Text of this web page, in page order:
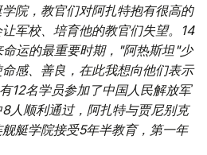
院，教官们对阿扎特抱有很高的
军校、培育他的教官们失望。14
运的最重要时期，"阿热斯坦"少
感、善良，在此我想向他们表示
12名学员参加了中国人民解放军
人顺利通过，阿扎特与贾尼别克
艇学院接受5年半教育，第一年